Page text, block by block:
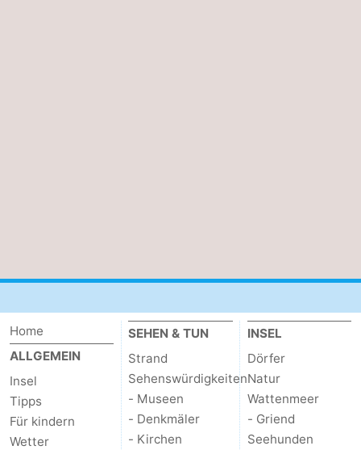
Home
ALLGEMEIN
Insel
Tipps
Für kindern
Wetter
SEHEN & TUN
Strand
Sehenswürdigkeiten
- Museen
- Denkmäler
- Kirchen
INSEL
Dörfer
Natur
Wattenmeer
- Griend
Seehunden